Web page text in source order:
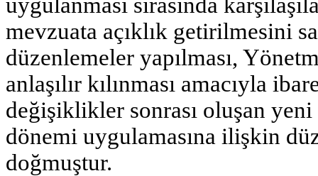
mevzuata açıklık getirilmesini
düzenlemeler yapılması,
anlaşılır kılınması amacıyla
değişiklikler sonrası oluşan
dönemi uygulamasına ilişkin
doğmuştur.